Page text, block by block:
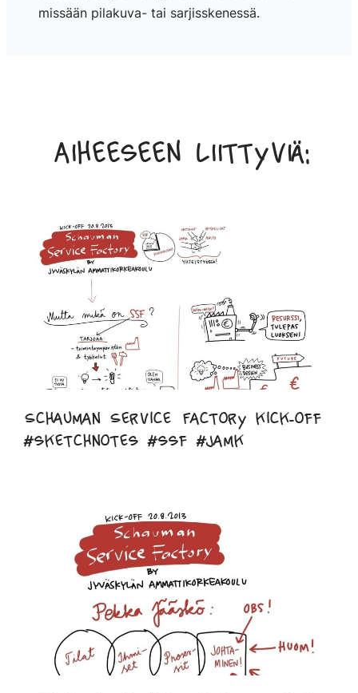
missään pilakuva- tai sarjisskenessä.
Aiheeseen liittyviä:
Schauman Service Factory kick-off
#sketchnotes #ssf #jamk